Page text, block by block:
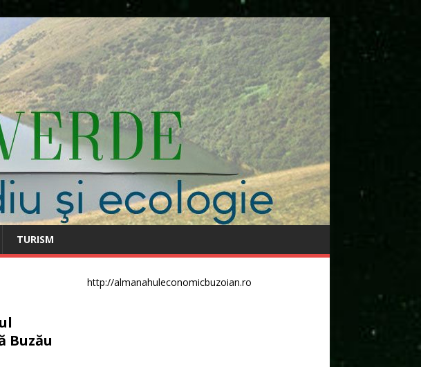
TURISM
Buzău
http://almanahuleconomicbuzoian.ro